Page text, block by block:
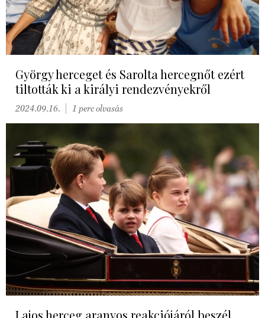
György herceget és Sarolta hercegnőt ezért
tiltották ki a királyi rendezvényekről
2024.09.16. 1 perc olvasás